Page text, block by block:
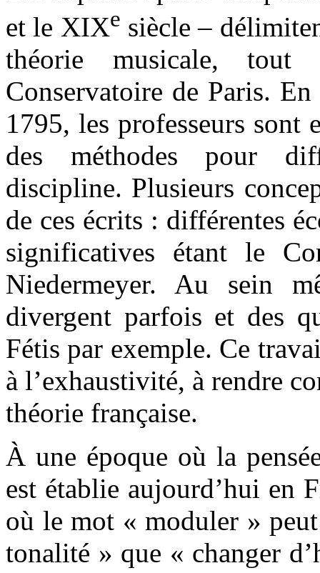
et le XIXe siècle –
théorie musicale, tout
Conservatoire de Paris.
1795, les professeurs sont
des méthodes pour
discipline. Plusieurs
de ces écrits : différentes
significatives étant le
Niedermeyer. Au sein
divergent parfois et des
Fétis par exemple. Ce
à l’exhaustivité, à rendre
théorie française.
À une époque où la
est établie aujourd’hui en
où le mot « moduler »
tonalité » que « changer